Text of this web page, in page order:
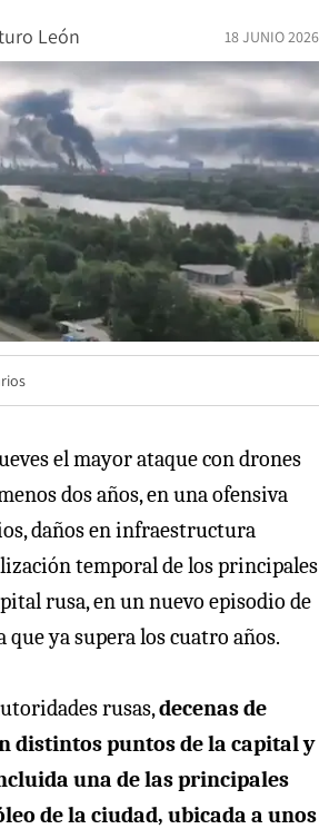
León 18 JUNIO 2026
el mayor ataque con drones
dos años, en una ofensiva
daños en infraestructura
temporal de los principales
rusa, en un nuevo episodio de
que ya supera los cuatro años.
rusas,decenas de
distintos puntos de la capital y
una de las principales
de la ciudad, ubicada a unos